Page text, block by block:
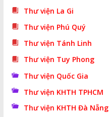
Thư viện La Gi
Thư viện Phú Quý
Thư viện Tánh Linh
Thư viện Tuy Phong
Thư viện Quốc Gia
Thư viện KHTH TPHCM
Thư viện KHTH Đà Nẵng